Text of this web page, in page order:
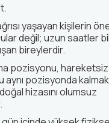
yaşayan kişilerin
değil; uzun saatler
bireylerdir.
pozisyonu,
aynı pozisyonda kalmak
hizasını olumsuz